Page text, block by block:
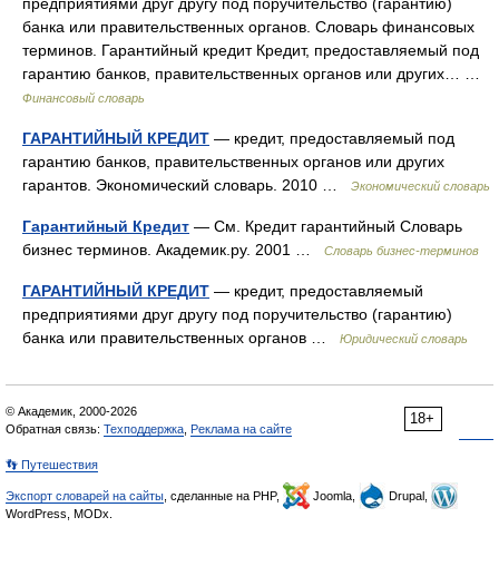
банка или правительственных органов. Словарь финансовых
терминов. Гарантийный кредит Кредит, предоставляемый под
гарантию банков, правительственных органов или других… …
Финансовый словарь
ГАРАНТИЙНЫЙ КРЕДИТ — кредит, предоставляемый под
гарантию банков, правительственных органов или других
гарантов. Экономический словарь. 2010 …
Экономический словарь
Гарантийный Кредит — См. Кредит гарантийный Словарь
бизнес терминов. Академик.ру. 2001 …
Словарь бизнес-терминов
ГАРАНТИЙНЫЙ КРЕДИТ — кредит, предоставляемый
предприятиями друг другу под поручительство (гарантию)
банка или правительственных органов …
Юридический словарь
18+
© Академик, 2000-2026
Обратная связь: Техподдержка Реклама на сайте
👣 Путешествия
Экспорт словарей на сайты , сделанные на PHP, Joomla,
Drupal,
WordPress, MODx.